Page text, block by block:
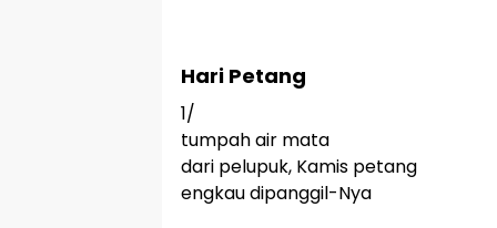
Hari Petang
1/
tumpah air mata
dari pelupuk, Kamis petang
engkau dipanggil-Nya